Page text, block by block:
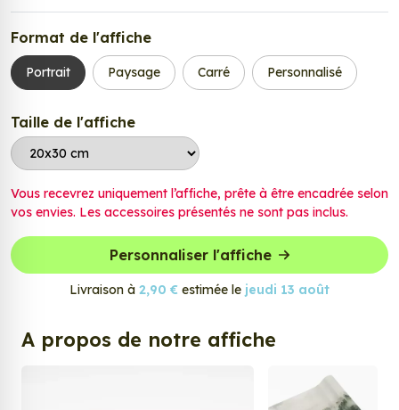
Format de l'affiche
Portrait Paysage Carré Personnalisé
Taille de l'affiche
Vous recevrez uniquement l’affiche, prête à être encadrée selon
vos envies. Les accessoires présentés ne sont pas inclus.
Personnaliser l'affiche
Livraison à 2,90 € estimée le jeudi 13 août
A propos de notre affiche